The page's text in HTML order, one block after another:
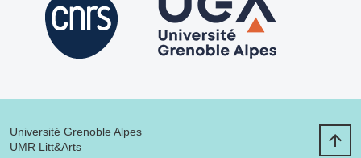
Université Grenoble Alpes
UMR Litt&Arts